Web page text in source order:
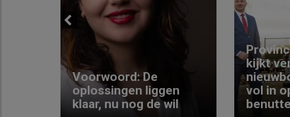
Previous
Voorwoord: De
oplossingen liggen
klaar, nu nog de wil
kijkt
vol in